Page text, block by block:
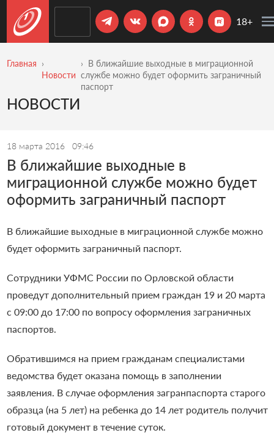
18+
Главная
Новости
В ближайшие выходные в миграционной
службе можно будет оформить заграничный
паспорт
НОВОСТИ
18 марта 2016 09:46
В ближайшие выходные в
миграционной службе можно будет
оформить заграничный паспорт
В ближайшие выходные в миграционной службе можно
будет оформить заграничный паспорт.
Сотрудники УФМС России по Орловской области
проведут дополнительный прием граждан 19 и 20 марта
с 09:00 до 17:00 по вопросу оформления заграничных
паспортов.
Обратившимся на прием гражданам специалистами
ведомства будет оказана помощь в заполнении
заявления. В случае оформления загранпаспорта старого
образца (на 5 лет) на ребенка до 14 лет родитель получит
готовый документ в течение суток.